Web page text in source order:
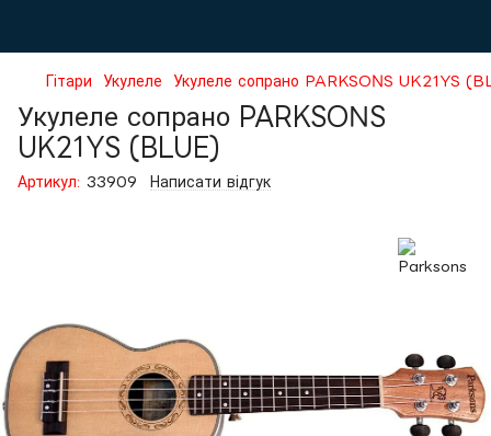
Гітари Укулеле Укулеле сопрано PARKSONS UK21YS
Укулеле сопрано PARKSONS
UK21YS (BLUE)
Артикул: 33909 Написати відгук